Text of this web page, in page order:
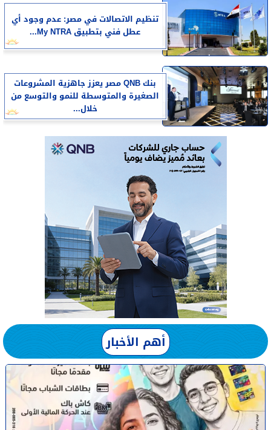
تنظيم الاتصالات في مصر: عدم وجود أي
عطل فني بتطبيق My NTRA...
بنك QNB مصر يعزز جاهزية المشروعات
الصغيرة والمتوسطة للنمو والتوسع من
خلال...
أهم الأخبار